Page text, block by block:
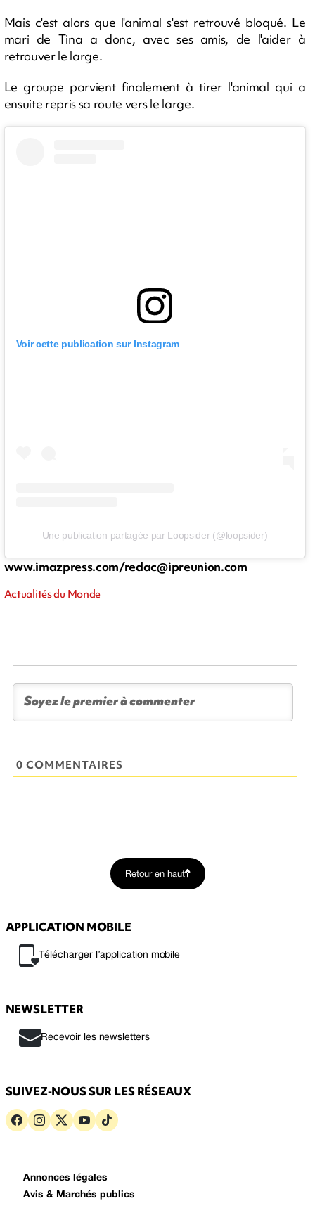
Mais c'est alors que l'animal s'est retrouvé bloqué. Le
mari de Tina a donc, avec ses amis, de l'aider à
retrouver le large.
Le groupe parvient finalement à tirer l'animal qui a
ensuite repris sa route vers le large.
Voir cette publication sur Instagram
Une publication partagée par Loopsider (@loopsider)
www.imazpress.com/redac@ipreunion.com
Actualités du Monde
0 COMMENTAIRES
Retour en haut
APPLICATION MOBILE
Télécharger l’application mobile
NEWSLETTER
Recevoir les newsletters
SUIVEZ-NOUS SUR LES RÉSEAUX
Annonces légales
Avis & Marchés publics